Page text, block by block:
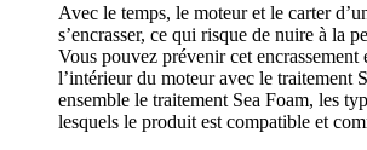
Avec le temps, le moteur et le carter
s’encrasser, ce qui risque de nuire à la
Vous pouvez prévenir cet encrassement
l’intérieur du moteur avec le traitement
ensemble le traitement Sea Foam, les
lesquels le produit est compatible et